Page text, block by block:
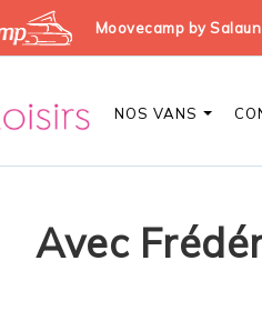
Moovecamp by
NOS VANS
Avec